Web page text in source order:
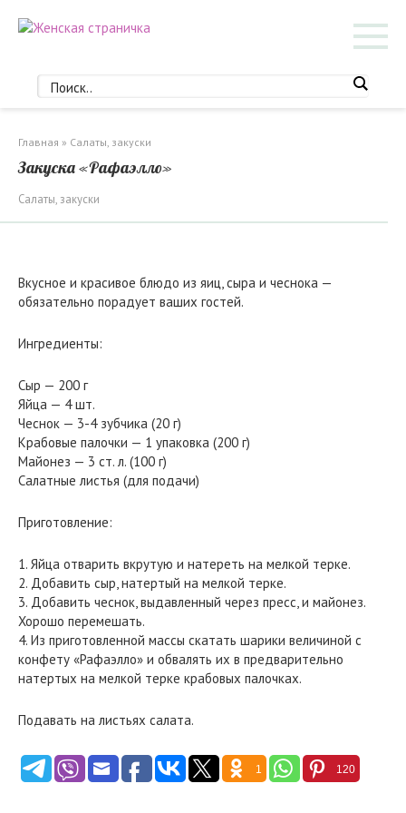
Главная » Салаты, закуски
Закуска «Рафаэлло»
Салаты, закуски
Вкусное и красивое блюдо из яиц, сыра и чеснока —
обязательно порадует ваших гостей.
Ингредиенты:
Сыр — 200 г
Яйца — 4 шт.
Чеснок — 3-4 зубчика (20 г)
Крабовые палочки — 1 упаковка (200 г)
Майонез — 3 ст. л. (100 г)
Салатные листья (для подачи)
Приготовление:
1. Яйца отварить вкрутую и натереть на мелкой терке.
2. Добавить сыр, натертый на мелкой терке.
3. Добавить чеснок, выдавленный через пресс, и майонез.
Хорошо перемешать.
4. Из приготовленной массы скатать шарики величиной с
конфету «Рафаэлло» и обвалять их в предварительно
натертых на мелкой терке крабовых палочках.
Подавать на листьях салата.
1 120